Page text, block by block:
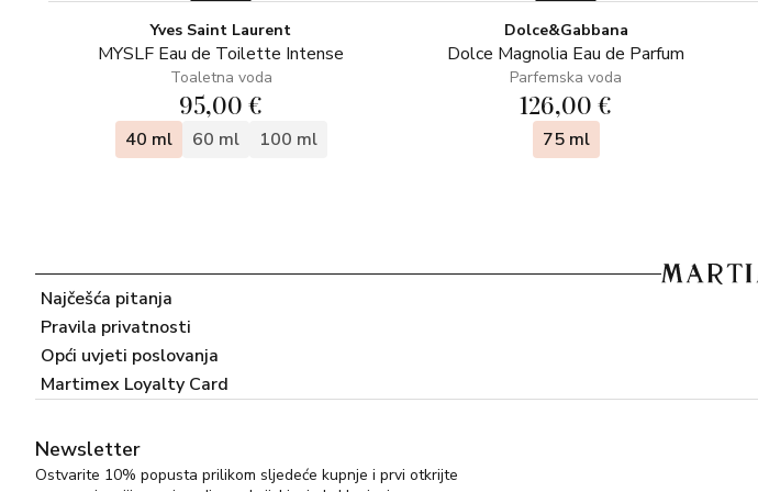
Yves Saint Laurent
MYSLF Eau de Toilette Intense
Toaletna voda
95,00 €
40 ml 60 ml 100 ml
Dolce&Gabbana
Dolce Magnolia Eau de Parfum
Parfemska voda
126,00 €
75 ml
Najčešća pitanja
Pravila privatnosti
Opći uvjeti poslovanja
Martimex Loyalty Card
Newsletter
Ostvarite 10% popusta prilikom sljedeće kupnje i prvi otkrijte